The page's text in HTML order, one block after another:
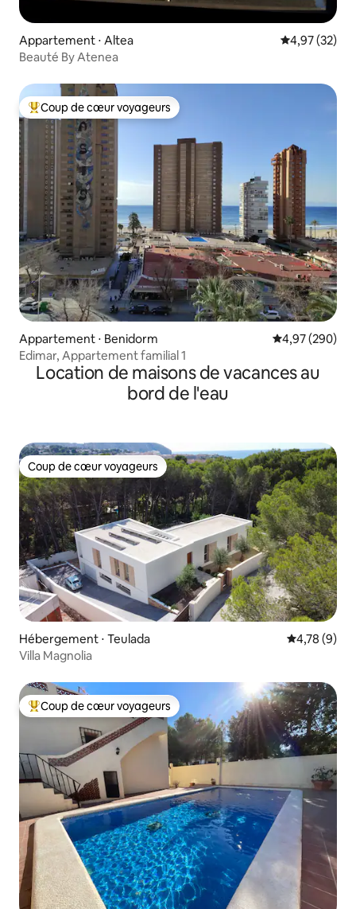
Appartement ⋅ Altea Évaluation
4,97 (32)
Beauté By Atenea
Coups de cœur voyageurs les plus appréciés
Coup de cœur voyageurs
Appartement ⋅ Benidorm Évaluation
4,97 (290)
Edimar, Appartement familial 1
Location de maisons de vacances au
bord de l'eau
Coup de cœur voyageurs
Coup de cœur voyageurs
Hébergement ⋅ Teulada Évaluation
4,78 (9)
Villa Magnolia
Coups de cœur voyageurs les plus appréciés
Coup de cœur voyageurs